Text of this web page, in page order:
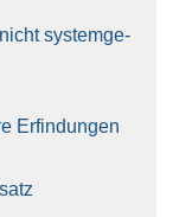
sys­tem­ge­
Erfin­dun­gen